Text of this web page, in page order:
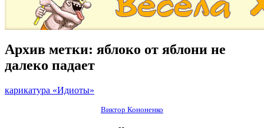
Архив метки: яблоко от яблони не
далеко падает
карикатура «Идиоты»
Виктор Кононенко